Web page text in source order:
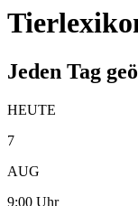
Jeden Tag
HEUTE
7
AUG
9:00 Uhr